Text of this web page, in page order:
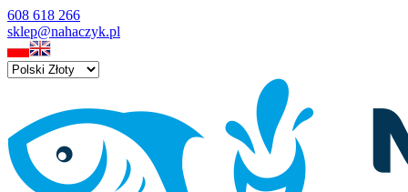
608 618 266
sklep@nahaczyk.pl